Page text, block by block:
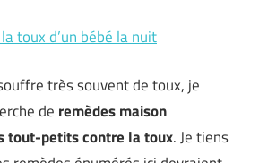
toux d’un bébé la nuit
très souvent de toux, je
de remèdes maison
tout-petits contre la toux. Je tiens